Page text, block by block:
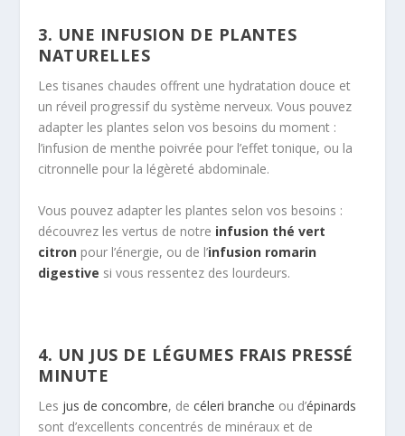
3. UNE INFUSION DE PLANTES
NATURELLES
Les tisanes chaudes offrent une hydratation douce et
un réveil progressif du système nerveux. Vous pouvez
adapter les plantes selon vos besoins du moment :
l’infusion de menthe poivrée pour l’effet tonique, ou la
citronnelle pour la légèreté abdominale.
Vous pouvez adapter les plantes selon vos besoins :
découvrez les vertus de notre infusion thé vert
citron pour l’énergie, ou de l’infusion romarin
digestive si vous ressentez des lourdeurs.
4. UN JUS DE LÉGUMES FRAIS PRESSÉ
MINUTE
Les jus de concombre, de céleri branche ou d’épinards
sont d’excellents concentrés de minéraux et de